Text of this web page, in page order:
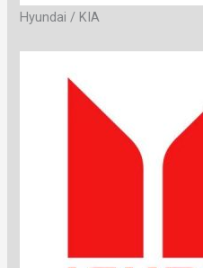
Hyundai / KIA